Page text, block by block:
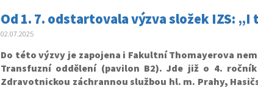
Od 1. 7. odstartovala výzva složek IZS:
02.07.2025
Do této výzvy je zapojena i Fakultní Thomayerova
Transfuzní oddělení (pavilon B2). Jde již o 4.
Zdravotnickou záchrannou službou hl. m. Prahy,